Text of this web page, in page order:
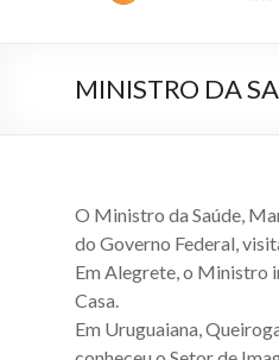
dos
da
–
RS
Site
MINISTRO DA
O Ministro da Saúde,
do Governo Federal,
Em Alegrete, o Ministro
Casa.
Em Uruguaiana,